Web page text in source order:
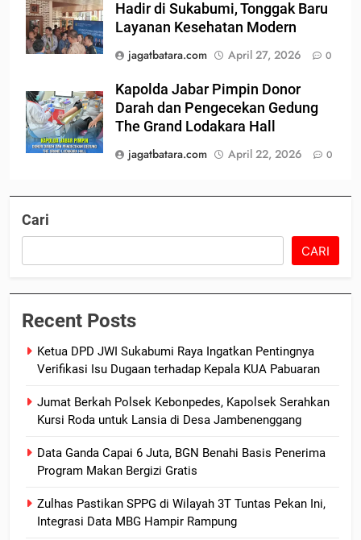
Hadir di Sukabumi, Tonggak Baru
Layanan Kesehatan Modern
jagatbatara.com
April 27, 2026 0
Kapolda Jabar Pimpin Donor
Darah dan Pengecekan Gedung
The Grand Lodakara Hall
jagatbatara.com
April 22, 2026 0
Cari
CARI
Recent Posts
Ketua DPD JWI Sukabumi Raya Ingatkan Pentingnya
Verifikasi Isu Dugaan terhadap Kepala KUA Pabuaran
Jumat Berkah Polsek Kebonpedes, Kapolsek Serahkan
Kursi Roda untuk Lansia di Desa Jambenenggang
Data Ganda Capai 6 Juta, BGN Benahi Basis Penerima
Program Makan Bergizi Gratis
Zulhas Pastikan SPPG di Wilayah 3T Tuntas Pekan Ini,
Integrasi Data MBG Hampir Rampung